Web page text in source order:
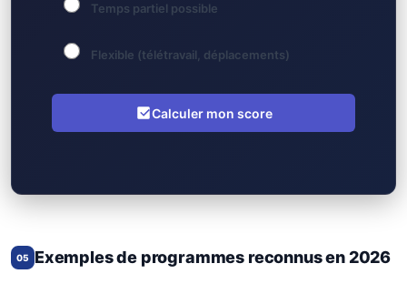
Temps partiel possible
Flexible (télétravail, déplacements)
Calculer mon score
05 Exemples de programmes reconnus en 2026